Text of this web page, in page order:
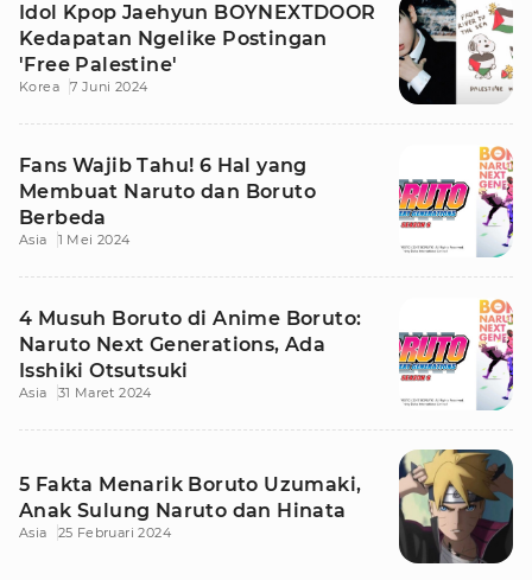
Idol Kpop Jaehyun BOYNEXTDOOR
Kedapatan Ngelike Postingan
'Free Palestine'
Korea 7 Juni 2024
Fans Wajib Tahu! 6 Hal yang
Membuat Naruto dan Boruto
Berbeda
Asia 1 Mei 2024
4 Musuh Boruto di Anime Boruto:
Naruto Next Generations, Ada
Isshiki Otsutsuki
Asia 31 Maret 2024
5 Fakta Menarik Boruto Uzumaki,
Anak Sulung Naruto dan Hinata
Asia 25 Februari 2024